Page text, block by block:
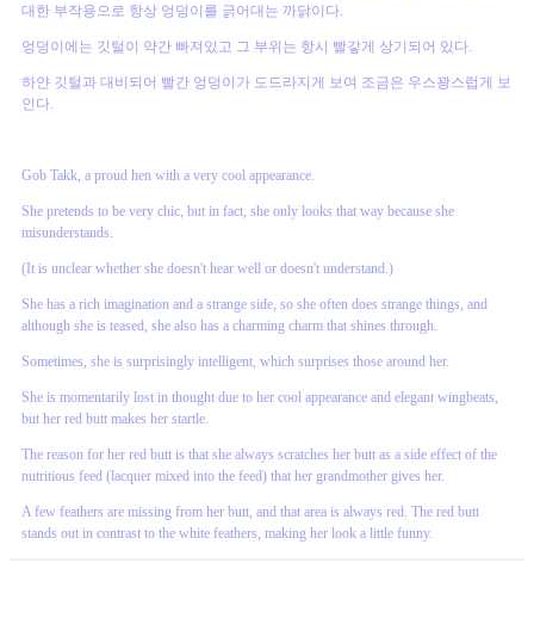
대한 부작용으로 항상 엉덩이를 긁어대는 까닭이다.
엉덩이에는 깃털이 약간 빠져있고 그 부위는 항시 빨갛게 상기되어 있다.
하얀 깃털과 대비되어 빨간 엉덩이가 도드라지게 보여 조금은 우스꽝스럽게 보
인다.
Gob Takk, a proud hen with a very cool appearance.
She pretends to be very chic, but in fact, she only looks that way because she
misunderstands.
(It is unclear whether she doesn't hear well or doesn't understand.)
She has a rich imagination and a strange side, so she often does strange things, and
although she is teased, she also has a charming charm that shines through.
Sometimes, she is surprisingly intelligent, which surprises those around her.
She is momentarily lost in thought due to her cool appearance and elegant wingbeats,
but her red butt makes her startle.
The reason for her red butt is that she always scratches her butt as a side effect of the
nutritious feed (lacquer mixed into the feed) that her grandmother gives her.
A few feathers are missing from her butt, and that area is always red. The red butt
stands out in contrast to the white feathers, making her look a little funny.